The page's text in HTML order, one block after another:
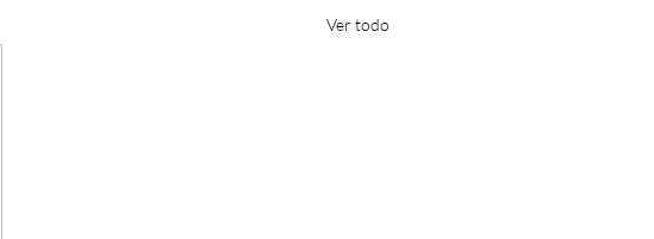
Ver todo